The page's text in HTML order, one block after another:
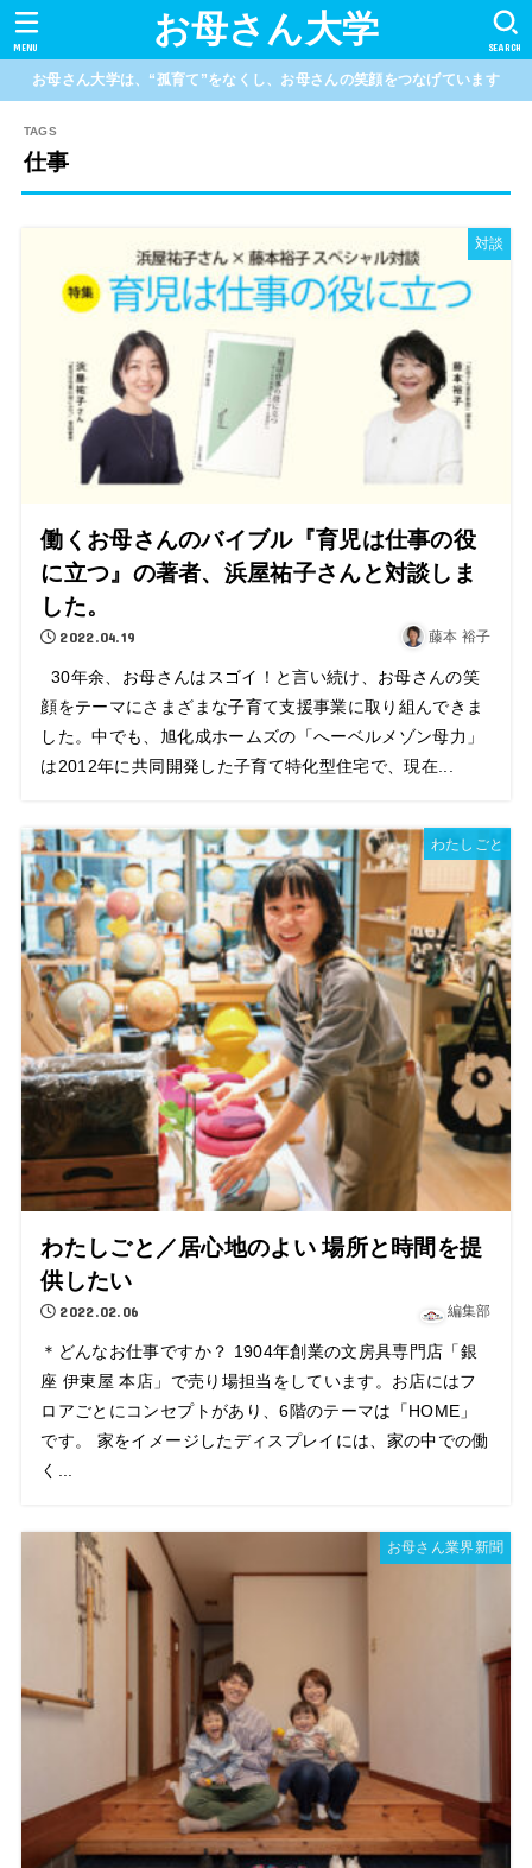
お母さん大学 SEARCH
MENU
お母さん大学は、“孤育て”をなくし、お母さんの笑顔をつなげています
仕事
対談
働くお母さんのバイブル『育児は仕事の役
に立つ』の著者、浜屋祐子さんと対談しま
した。
2022.04.19 藤本 裕子
30年余、お母さんはスゴイ！と言い続け、お母さんの笑
顔をテーマにさまざまな子育て支援事業に取り組んできま
した。中でも、旭化成ホームズの「へーベルメゾン母力」
は2012年に共同開発した子育て特化型住宅で、現在...
わたしごと
わたしごと／居心地のよい 場所と時間を提
供したい
2022.02.06 編集部
＊どんなお仕事ですか？ 1904年創業の文房具専門店「銀
座 伊東屋 本店」で売り場担当をしています。お店にはフ
ロアごとにコンセプトがあり、6階のテーマは「HOME」
です。 家をイメージしたディスプレイには、家の中での働
く...
お母さん業界新聞